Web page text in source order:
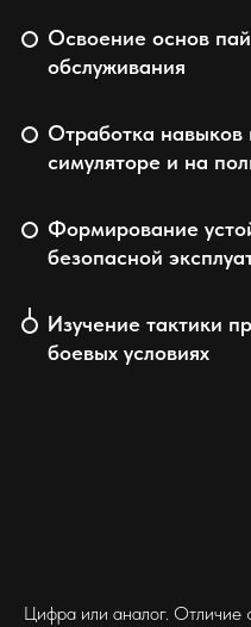
Освоение основ
обслуживания
Отработка навыков
симуляторе и на
Формирование
безопасной
Изучение тактики
боевых условиях
Цифра или аналог. Отличие